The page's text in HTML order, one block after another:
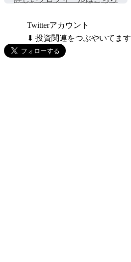
Twitterアカウント
⬇ 投資関連をつぶやいてます